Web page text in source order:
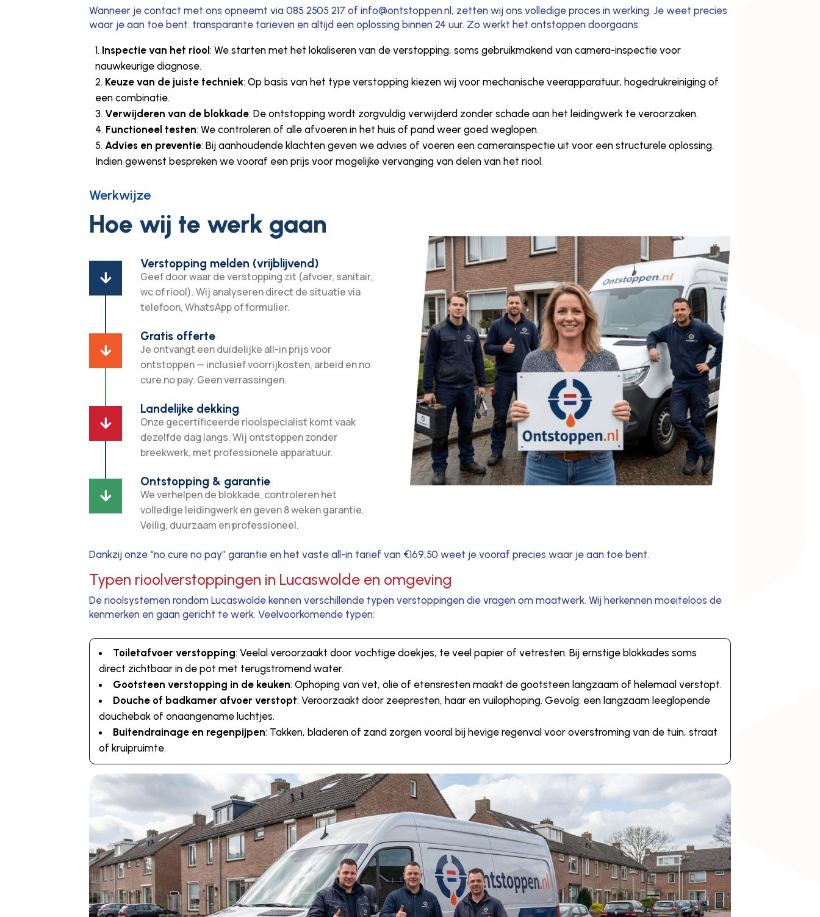
Wanneer je contact met ons opneemt via 085 2505 217 of info@ontstoppen.nl, zetten wij ons volledige proces in werking. Je weet precies
waar je aan toe bent: transparante tarieven en altijd een oplossing binnen 24 uur. Zo werkt het ontstoppen doorgaans:
Inspectie van het riool: We starten met het lokaliseren van de verstopping, soms gebruikmakend van camera-inspectie voor
nauwkeurige diagnose.
Keuze van de juiste techniek: Op basis van het type verstopping kiezen wij voor mechanische veerapparatuur, hogedrukreiniging of
een combinatie.
Verwijderen van de blokkade: De ontstopping wordt zorgvuldig verwijderd zonder schade aan het leidingwerk te veroorzaken.
Functioneel testen: We controleren of alle afvoeren in het huis of pand weer goed weglopen.
Advies en preventie: Bij aanhoudende klachten geven we advies of voeren een camerainspectie uit voor een structurele oplossing.
Indien gewenst bespreken we vooraf een prijs voor mogelijke vervanging van delen van het riool.
Werkwijze
Hoe wij te werk gaan

Verstopping melden (vrijblijvend)
Geef door waar de verstopping zit (afvoer, sanitair,
wc of riool). Wij analyseren direct de situatie via
telefoon, WhatsApp of formulier.

Gratis offerte
Je ontvangt een duidelijke all-in prijs voor
ontstoppen — inclusief voorrijkosten, arbeid en no
cure no pay. Geen verrassingen.

Landelijke dekking
Onze gecertificeerde rioolspecialist komt vaak
dezelfde dag langs. Wij ontstoppen zonder
breekwerk, met professionele apparatuur.

Ontstopping & garantie
We verhelpen de blokkade, controleren het
volledige leidingwerk en geven 8 weken garantie.
Veilig, duurzaam en professioneel.
Dankzij onze “no cure no pay” garantie en het vaste all-in tarief van €169,50 weet je vooraf precies waar je aan toe bent.
Typen rioolverstoppingen in Lucaswolde en omgeving
De rioolsystemen rondom Lucaswolde kennen verschillende typen verstoppingen die vragen om maatwerk. Wij herkennen moeiteloos de
kenmerken en gaan gericht te werk. Veelvoorkomende typen:
Toiletafvoer verstopping: Veelal veroorzaakt door vochtige doekjes, te veel papier of vetresten. Bij ernstige blokkades soms
direct zichtbaar in de pot met terugstromend water.
Gootsteen verstopping in de keuken: Ophoping van vet, olie of etensresten maakt de gootsteen langzaam of helemaal verstopt.
Douche of badkamer afvoer verstopt: Veroorzaakt door zeepresten, haar en vuilophoping. Gevolg: een langzaam leeglopende
douchebak of onaangename luchtjes.
Buitendrainage en regenpijpen: Takken, bladeren of zand zorgen vooral bij hevige regenval voor overstroming van de tuin, straat
of kruipruimte.